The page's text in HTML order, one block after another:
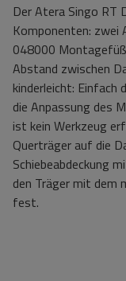
Der Atera Singo RT
Komponenten: zwei
048000
Abstand zwischen
kinderleicht: Einfach
die Anpassung des
ist kein Werkzeug
Querträger auf die
Schiebeabdeckung
den Träger mit dem
fest.